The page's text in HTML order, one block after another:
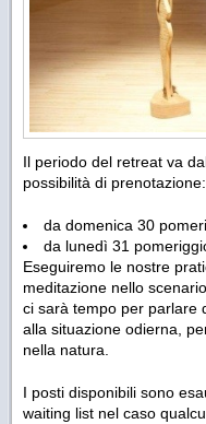
Il periodo del retreat va
possibilità di prenotazione:
da domenica 30
da lunedì 31
Eseguiremo le nostre
meditazione nello
ci sarà tempo per parlare
alla situazione odierna,
nella natura.
I posti disponibili sono
waiting list nel caso